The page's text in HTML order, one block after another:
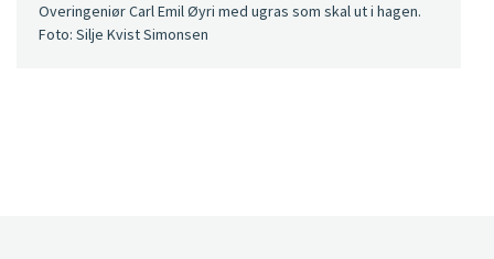
Overingeniør Carl Emil Øyri med ugras som skal ut i hagen.
Foto: Silje Kvist Simonsen